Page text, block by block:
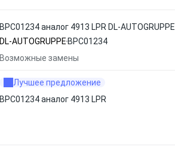
BPC01234 аналог 4913 LPR DL-AUTOGRUPPE
DL-AUTOGRUPPE BPC01234
Возможные замены
Лучшее предложение
BPC01234 аналог 4913 LPR